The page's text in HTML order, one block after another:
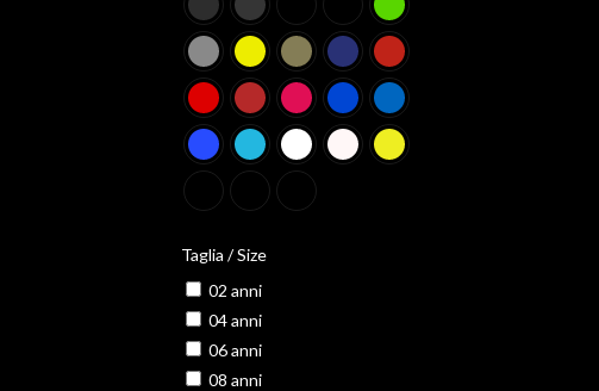
Taglia / Size
02 anni
04 anni
06 anni
08 anni